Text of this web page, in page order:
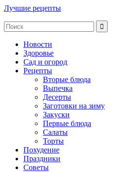
Лучшие рецепты
Новости
Здоровье
Сад и огород
Рецепты
Вторые блюда
Выпечка
Десерты
Заготовки на зиму
Закуски
Первые блюда
Салаты
Торты
Похудение
Праздники
Советы